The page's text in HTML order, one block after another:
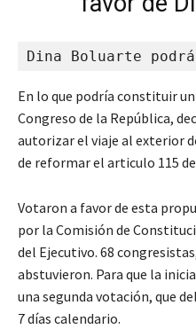
Dina Boluarte
En lo que podría constituir
Congreso de la República,
autorizar el viaje al exterior
de reformar el articulo 115
Votaron a favor de esta
por la Comisión de
del Ejecutivo. 68
abstuvieron. Para que la
una segunda votación, que
7 días calendario.